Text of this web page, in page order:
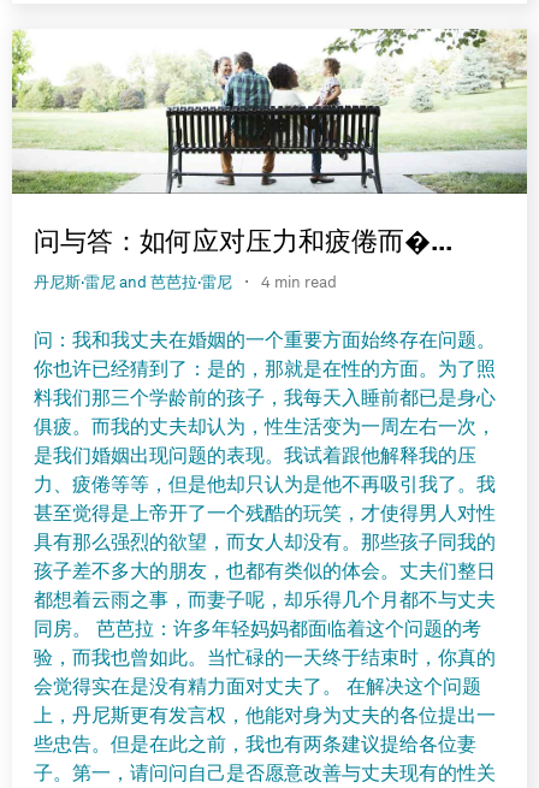
问与答：如何应对压力和疲倦而�...
丹尼斯·雷尼 and 芭芭拉·雷尼 · 4 min read
问：我和我丈夫在婚姻的一个重要方面始终存在问题。
你也许已经猜到了：是的，那就是在性的方面。为了照
料我们那三个学龄前的孩子，我每天入睡前都已是身心
俱疲。而我的丈夫却认为，性生活变为一周左右一次，
是我们婚姻出现问题的表现。我试着跟他解释我的压
力、疲倦等等，但是他却只认为是他不再吸引我了。我
甚至觉得是上帝开了一个残酷的玩笑，才使得男人对性
具有那么强烈的欲望，而女人却没有。那些孩子同我的
孩子差不多大的朋友，也都有类似的体会。丈夫们整日
都想着云雨之事，而妻子呢，却乐得几个月都不与丈夫
同房。 芭芭拉：许多年轻妈妈都面临着这个问题的考
验，而我也曾如此。当忙碌的一天终于结束时，你真的
会觉得实在是没有精力面对丈夫了。 在解决这个问题
上，丹尼斯更有发言权，他能对身为丈夫的各位提出一
些忠告。但是在此之前，我也有两条建议提给各位妻
子。第一，请问问自己是否愿意改善与丈夫现有的性关